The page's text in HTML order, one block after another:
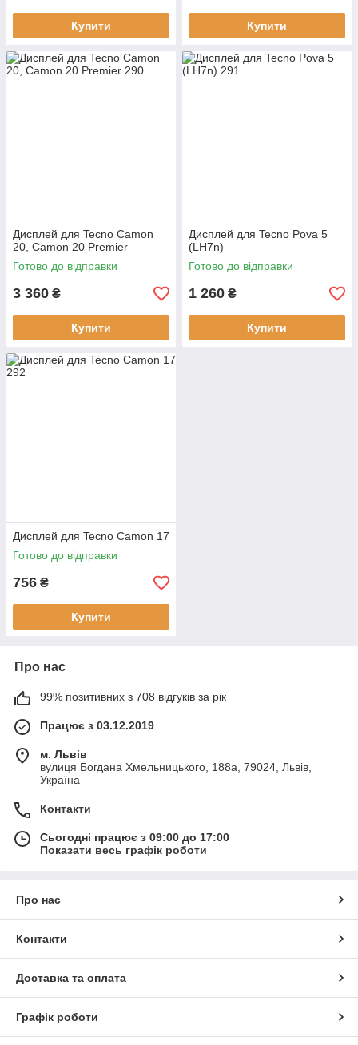
Купити Купити
Дисплей для Tecno Camon
20, Camon 20 Premier
Готово до відправки
3 360 ₴
Купити
Дисплей для Tecno Pova 5
(LH7n)
Готово до відправки
1 260 ₴
Купити
Дисплей для Tecno Camon 17
Готово до відправки
756 ₴
Купити
Про нас
99% позитивних з 708 відгуків за рік
Працює з 03.12.2019
м. Львів
вулиця Богдана Хмельницького, 188а, 79024, Львів,
Україна
Контакти
Сьогодні працює з 09:00 до 17:00
Показати весь графік роботи
Про нас
Контакти
Доставка та оплата
Графік роботи